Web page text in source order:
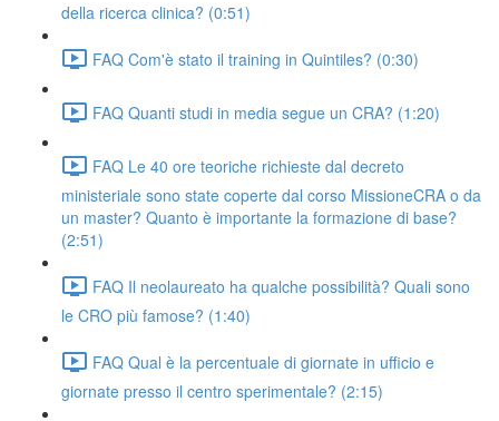
della ricerca clinica? (0:51)
FAQ Com'è stato il training in Quintiles? (0:30)
FAQ Quanti studi in media segue un CRA? (1:20)
FAQ Le 40 ore teoriche richieste dal decreto
ministeriale sono state coperte dal corso MissioneCRA o da
un master? Quanto è importante la formazione di base?
(2:51)
FAQ Il neolaureato ha qualche possibilità? Quali sono
le CRO più famose? (1:40)
FAQ Qual è la percentuale di giornate in ufficio e
giornate presso il centro sperimentale? (2:15)